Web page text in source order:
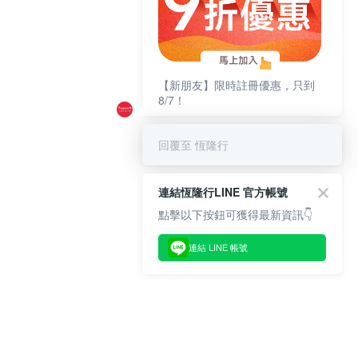
【新朋友】限時註冊優惠，只到
8/7！
回覆至 恆隆行
連結恆隆行LINE 官方帳號
點擊以下按鈕可獲得最新資訊👇
連結 LINE 帳號